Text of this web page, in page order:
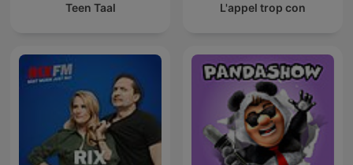
Teen Taal L'appel trop con